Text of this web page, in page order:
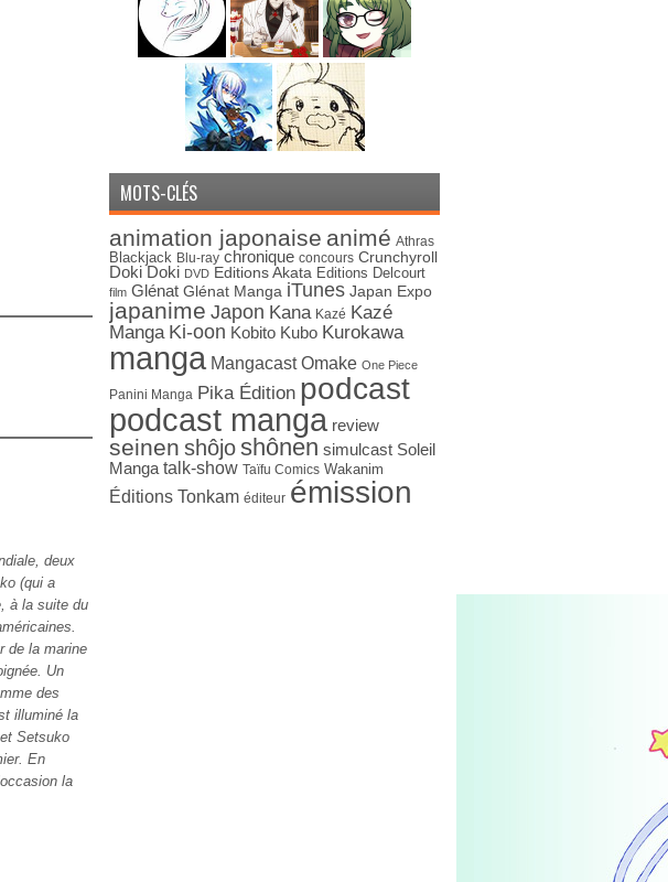
deux
(qui a
à la suite du
de la marine
Un
des
illuminé la
Setsuko
En
la
MOTS-CLÉS
animation japonaise animé Athras
Blackjack Blu-ray chronique concours Crunchyroll
Doki Doki DVD Editions Akata Editions Delcourt
film Glénat Glénat Manga iTunes Japan Expo
japanime Japon Kana Kazé Kazé
Manga Ki-oon Kobito Kubo Kurokawa
manga Mangacast Omake One Piece
Panini Manga Pika Édition podcast
podcast manga review
seinen shôjoshônen simulcast Soleil
Manga talk-show Taïfu Comics Wakanim
Éditions Tonkam éditeur émission